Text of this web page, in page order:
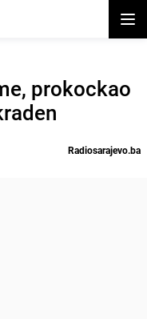
prokockao
Radiosarajevo.ba